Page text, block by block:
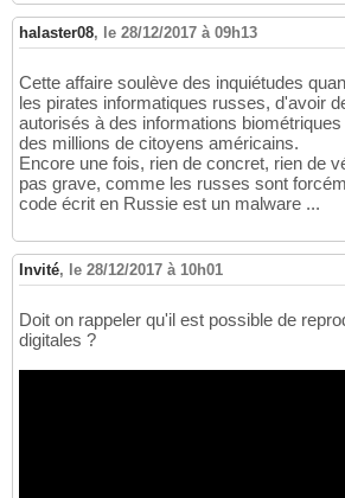
halaster08, le 28/12/2017 à 09h13
Cette affaire soulève des inquiétudes
les pirates informatiques russes, d'avoir
autorisés à des informations
des millions de citoyens américains.
Encore une fois, rien de concret, rien de
pas grave, comme les russes sont
code écrit en Russie est un malware ...
Invité, le 28/12/2017 à 10h01
Doit on rappeler qu'il est possible de
digitales ?